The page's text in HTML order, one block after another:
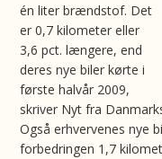
én liter brændstof. Det
er 0,7 kilometer eller
3,6 pct. længere, end
deres nye biler kørte i
første halvår 2009,
skriver Nyt fra
Også erhvervenes nye
forbedringen 1,7